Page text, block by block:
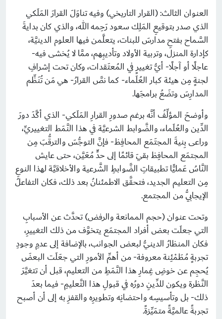
العنوان الثالث: (القرار التاريخي) وفيه تناوَلَ القرارَ المَلَكي
الذي صدر بتوقيعِ المَلِك سعود رَحِمه الله، والذي كان بدايةَ
السَّماح بفتحِ مدارسَ للبنات، يتعلَّمن فيها العلوم الدينيَّة،
كإدارة المنزل، وتربية الأولاد وتأديبِهم، ممَّا لا يُخشى فيه-
عاجلًا أو آجلًا- أيُّ تغييرٍ في المُعتَقدات، وكان تحت إشرافِ
لجنةٍ مِن هيئة كبار العُلَماء- كما نصَّ القرارُ- هي مَن تُنَظِّم
المدارِسَ وتضَعُ برامجَها.
وأوضحَ المؤلِّفُ أنَّه برغم صدورِ القرارِ المَلَكي- الذي أكَّدَ دورَ
الدِّين والعُلَماء، والضَّوابط الشرعيَّة في هذا النَّمَط التغييريِّ،
وراعى بِنيةَ المجتَمَع المحافِظ- فإنَّ التوجُّسَ والترقُّبَ مِن
المجتمَع المحافِظ بقيَ قائمًا إلى حدٍّ مُعَيَّن، حتى عايش
النَّاسُ عَمليًّا تطبيقاتِ الضَّوابطِ الشَّرعية والأخلاقيَّة لهذا النوعِ
مِن التعليم الجديد، فتحقَّق الاطمئنانُ بعد ذلك، فكان التفاعلُ
الإيجابيُّ من المجتمع.
وتحت عنوان (حجم الممانعة والرفض) تحدَّث عن الأسبابِ
التي جعلَت بعض أفراد المجتمَع يتخوَّف من ذلك التغييرِ،
فكان المنظارُ الدينيُّ لبعض الجوانب، بالإضافة إلى عدمِ وجودِ
تجربةٍ مُطَمْئِنة معروفة- من أهمِّ الأمورِ التي جعَلَت البعضَ
يُحجِم عن خوضِ غِمارِ هذا النَّمَطِ من التعليم، قبل أن تتغيَّرَ
النَّظرة ويكون للدِّينِ دورُه في قبولِ هذا التَّعليمِ- فيما بعدَ
ذلك- بل وتأسيسِه واحتضانِه وتطويرِه والقفزِ به إلى أن أصبح
تجربةً عالميَّةً متمَيِّزةً.